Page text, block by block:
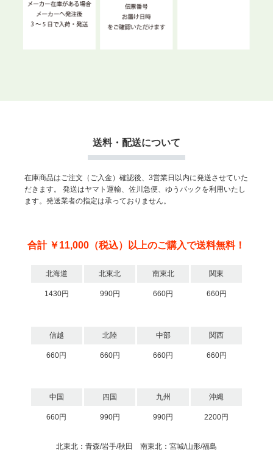
送料・配送について
在庫商品はご注文（ご入金）確認後、3営業日以内に発送させていた
だきます。
発送はヤマト運輸、佐川急便、ゆうパックを利用いたし
ます。発送業者の指定は承っておりません。
合計 ￥11,000（税込）以上のご購入で送料無料！
北海道 北東北 南東北 関東
1430円 990円 660円 660円
信越 北陸 中部 関西
660円 660円 660円 660円
中国 四国 九州 沖縄
660円 990円 990円 2200円
北東北：青森/岩手/秋田 南東北：宮城/山形/福島